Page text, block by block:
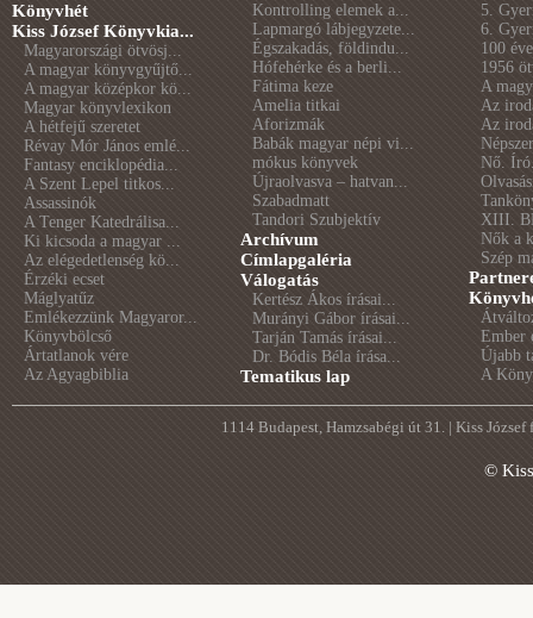
Könyvhét
Kiss József Könyvkia...
Magyarországi ötvösj...
A magyar könyvgyűjtő...
A magyar középkor kö...
Magyar könyvlexikon
A hétfejű szeretet
Révay Mór János emlé...
Fantasy enciklopédia...
A Szent Lepel titkos...
Assassinók
A Tenger Katedrálisa...
Ki kicsoda a magyar ...
Az elégedetlenség kö...
Érzéki ecset
Máglyatűz
Emlékezzünk Magyaror...
Könyvbölcső
Ártatlanok vére
Az Agyagbiblia
Kontrolling elemek a...
Lapmargó lábjegyzete...
Égszakadás, földindu...
Hófehérke és a berli...
Fátima keze
Amelia titkai
Aforizmák
Babák magyar népi vi...
mókus könyvek
Újraolvasva – hatvan...
Szabadmatt
Tandori Szubjektív
Archívum
Címlapgaléria
Válogatás
Kertész Ákos írásai...
Murányi Gábor írásai...
Tarján Tamás írásai...
Dr. Bódis Béla írása...
Tematikus lap
5.
6.
100
1956
A
Az
Az
Nő.
XIII.
Nők a
Szép
Ember
Újabb
A
1114 Budapest, Hamzsabégi út 31. | Kiss
©